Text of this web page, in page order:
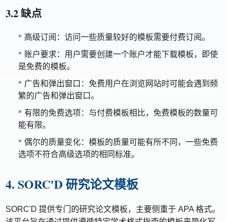
3.2 缺点
高级订阅：访问一些质量较好的模板需要付费订阅。
账户要求：用户需要创建一个账户才能下载模板，即使
是免费的模板。
广告和弹出窗口：免费用户在浏览网站时可能会遇到频
繁的广告和弹出窗口。
有限的免费选项：与付费模板相比，免费模板的数量可
能有限。
偶尔的质量变化：模板的质量可能有所不同，一些免费
选项不符合高级选项的相同标准。
4. SORC'D 研究论文模板
SORC'D 提供专门的研究论文模板，主要侧重于 APA 格式。